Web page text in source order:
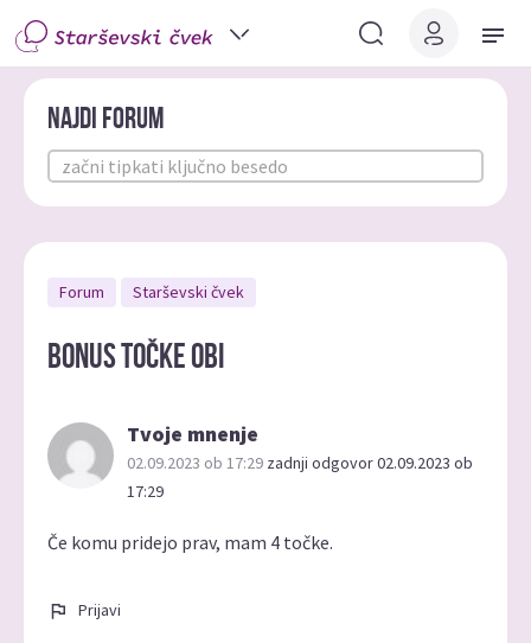
Najdi forum
Forum Starševski čvek
Bonus točke Obi
Tvoje mnenje
02.09.2023 ob 17:29 zadnji odgovor 02.09.2023 ob
17:29
Če komu pridejo prav, mam 4 točke.
Prijavi